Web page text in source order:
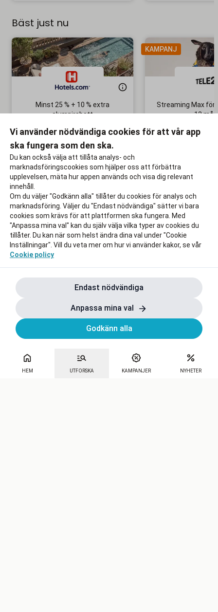
HEM UTFORSKA KAMPANJER NYHETER
Bäst just nu
Minst 25 % + 10 % extra
alumnirabatt
Till rabatten
KAMPANJ
Streaming Max för
12 mån
Ingen
Vi använder nödvändiga cookies för att vår app
ska fungera som den ska.
Du kan också välja att tillåta analys- och
marknadsföringscookies som hjälper oss att förbättra
upplevelsen, mäta hur appen används och visa dig relevant
innehåll.
Om du väljer "Godkänn alla" tillåter du cookies för analys och
marknadsföring. Väljer du "Endast nödvändiga" sätter vi bara
cookies som krävs för att plattformen ska fungera. Med
"Anpassa mina val" kan du själv välja vilka typer av cookies du
tillåter. Du kan när som helst ändra dina val under "Cookie
Inställningar". Vill du veta mer om hur vi använder kakor, se vår
Cookie policy
Endast nödvändiga
Anpassa mina val
Godkänn alla